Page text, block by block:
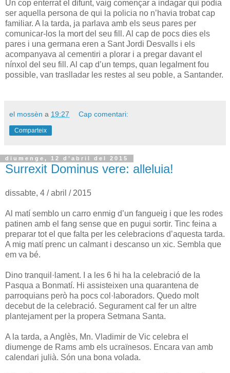
Un cop enterrat el difunt, vaig començar a indagar qui podia
ser aquella persona de qui la policia no n’havia trobat cap
familiar. A la tarda, ja parlava amb els seus pares per
comunicar-los la mort del seu fill. Al cap de pocs dies els
pares i una germana eren a Sant Jordi Desvalls i els
acompanyava al cementiri a plorar i a pregar davant el
nínxol del seu fill. Al cap d’un temps, quan legalment fou
possible, van traslladar les restes al seu poble, a Santander.
el mossèn a 19:27 Cap comentari:
Comparteix
diumenge, 12 d’abril del 2015
Surrexit Dominus vere: alleluia!
dissabte, 4 / abril / 2015
Al matí semblo un carro enmig d’un fangueig i que les rodes
patinen amb el fang sense que en pugui sortir. Tinc feina a
preparar tot el que falta per les celebracions d’aquesta tarda.
A mig matí prenc un calmant i descanso un xic. Sembla que
em va bé.
Dino tranquil·lament. I a les 6 hi ha la celebració de la
Pasqua a Bonmatí. Hi assisteixen una quarantena de
parroquians però ha pocs col·laboradors. Quedo molt
decebut de la celebració. Segurament cal fer un altre
plantejament per la propera Setmana Santa.
A la tarda, a Anglès, Mn. Vladimir de Vic celebra el
diumenge de Rams amb els ucraïnesos. Encara van amb
calendari julià. Són una bona volada.